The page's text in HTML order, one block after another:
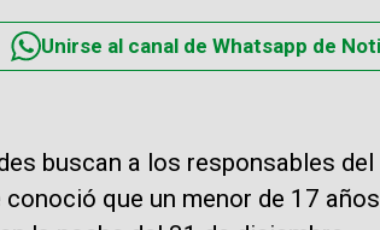
Unirse al canal de Whatsapp de
buscan a los responsables
conoció que un menor de 17